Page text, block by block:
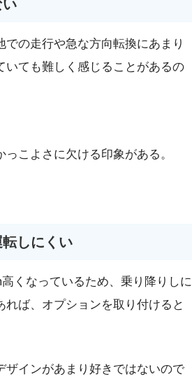
い
の走行や急な方向転換にあまり
ても難しく感じることがあるの
こよさに欠ける印象がある。
しにくい
くなっているため、乗り降りしに
ば、オプションを取り付けると
ザインがあまり好きではないので